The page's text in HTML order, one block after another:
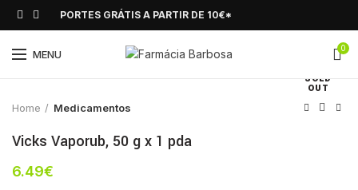
PORTES GRÁTIS A PARTIR DE 10€*
MENU 0
SOLD
OUT
Click to enlarge
Home Medicamentos
Vicks Vaporub, 50 g x 1 pda
6.49€